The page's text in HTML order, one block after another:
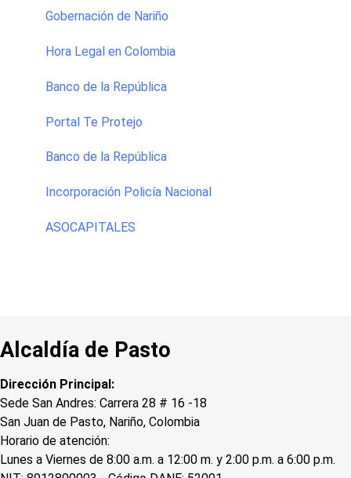
Gobernación de Nariño
Hora Legal en Colombia
Banco de la República
Portal Te Protejo
Banco de la República
Incorporación Policía Nacional
ASOCAPITALES
Alcaldía de Pasto
Dirección Principal:
Sede San Andres: Carrera 28 # 16 -18
San Juan de Pasto, Nariño, Colombia
Horario de atención:
Lunes a Viernes de 8:00 a.m. a 12:00 m. y 2:00 p.m. a 6:00 p.m.